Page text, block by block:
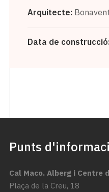
Arquitecte:
Data de
Punts
Cal Maco. Alberg i Centre
Plaça de la Creu, 18